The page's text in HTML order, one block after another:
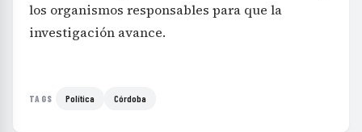
los organismos responsables para que la
investigación avance.
TAGS Política Córdoba